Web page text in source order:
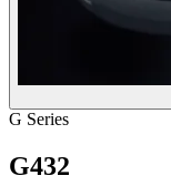
G Series
G432